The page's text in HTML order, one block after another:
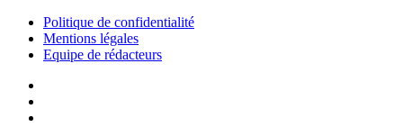
Politique de confidentialité
Mentions légales
Equipe de rédacteurs